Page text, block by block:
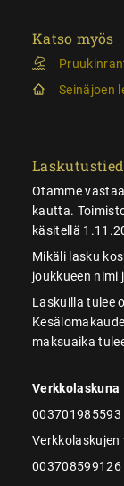
Katso myös
Seinäjoen
Otamme
kautta.
käsitellä
Mikäli lasku
joukkueen nimi
Laskuilla tulee
maksuaika
Verkkolaskuna
003701985593
003708599126